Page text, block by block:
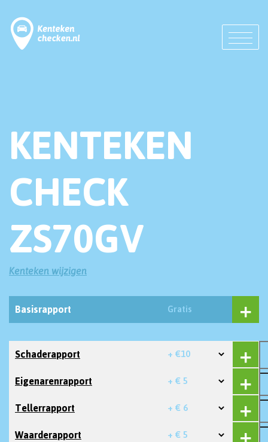
KENTEKEN
CHECK
ZS70GV
Kenteken wijzigen
Basisrapport Gratis
Schaderapport + €10
Eigenarenrapport + € 5
Tellerrapport + € 6
Waarderapport + € 5